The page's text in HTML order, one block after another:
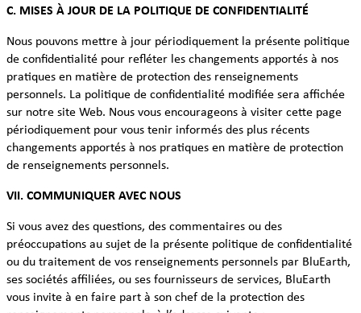
C. MISES À JOUR DE LA POLITIQUE DE CONFIDENTIALITÉ
Nous pouvons mettre à jour périodiquement la présente politique
de confidentialité pour refléter les changements apportés à nos
pratiques en matière de protection des renseignements
personnels. La politique de confidentialité modifiée sera affichée
sur notre site Web. Nous vous encourageons à visiter cette page
périodiquement pour vous tenir informés des plus récents
changements apportés à nos pratiques en matière de protection
de renseignements personnels.
VII. COMMUNIQUER AVEC NOUS
Si vous avez des questions, des commentaires ou des
préoccupations au sujet de la présente politique de confidentialité
ou du traitement de vos renseignements personnels par BluEarth,
ses sociétés affiliées, ou ses fournisseurs de services, BluEarth
vous invite à en faire part à son chef de la protection des